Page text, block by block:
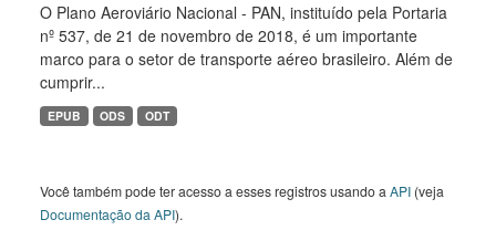
O Plano Aeroviário Nacional - PAN, instituído pela Portaria
nº 537, de 21 de novembro de 2018, é um importante
marco para o setor de transporte aéreo brasileiro. Além de
cumprir...
EPUB ODS ODT
Você também pode ter acesso a esses registros usando a API (veja
Documentação da API).